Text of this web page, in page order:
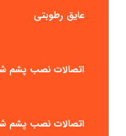
عایق رطوبتی
اتصالات نصب پشم
اتصالات نصب پشم